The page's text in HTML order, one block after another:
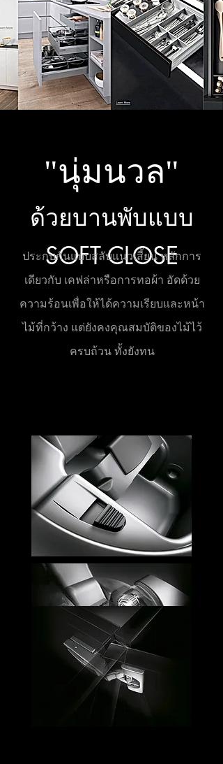
"นุ่มนวล"
ด้วยบานพับแบบ
SOFT CLOSE
ประกบกันแบบสลับแนวเสี้ยน หลักการ
เดียวกับ เคฟล่าหรือการทอผ้า อัดด้วย
ความร้อนเพื่อให้ได้ความเรียบและหน้า
ไม้ที่กว้าง แต่ยังคงคุณสมบัติของไม้ไว้
ครบถ้วน ทั้งยังทน